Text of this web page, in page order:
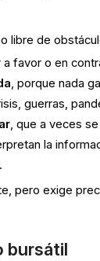
libre de
favor o en
, porque nada
guerras,
, que a veces
la
.
pero exige
bursátil